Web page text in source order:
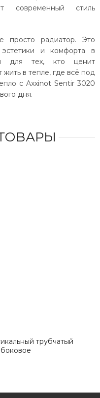
современный стиль
радиатор. Это
эстетики и комфорта в
для тех, кто ценит
в тепле, где всё под
с Axxinot Sentir 3020
дня.
трубчатый